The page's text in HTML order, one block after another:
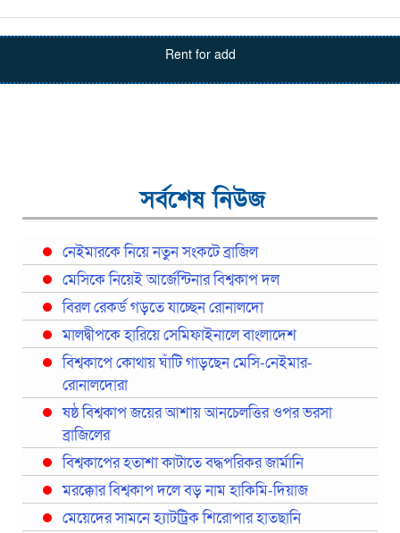
Rent for add
সর্বশেষ নিউজ
নেইমারকে নিয়ে নতুন সংকটে ব্রাজিল
মেসিকে নিয়েই আর্জেন্টিনার বিশ্বকাপ দল
বিরল রেকর্ড গড়তে যাচ্ছেন রোনালদো
মালদ্বীপকে হারিয়ে সেমিফাইনালে বাংলাদেশ
বিশ্বকাপে কোথায় ঘাঁটি গাড়ছেন মেসি-নেইমার-
রোনালদোরা
ষষ্ঠ বিশ্বকাপ জয়ের আশায় আনচেলত্তির ওপর ভরসা
ব্রাজিলের
বিশ্বকাপের হতাশা কাটাতে বদ্ধপরিকর জার্মানি
মরক্কোর বিশ্বকাপ দলে বড় নাম হাকিমি-দিয়াজ
মেয়েদের সামনে হ্যাটট্রিক শিরোপার হাতছানি